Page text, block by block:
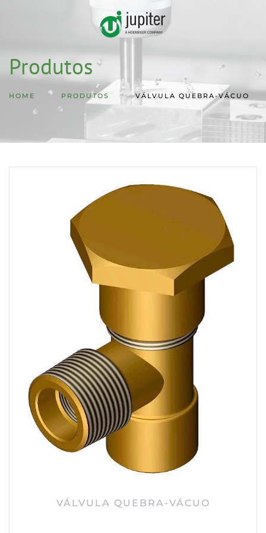
Skip to main content
Produtos
HOME PRODUTOS VÁLVULA QUEBRA-VÁCUO
VÁLVULA QUEBRA-VÁCUO